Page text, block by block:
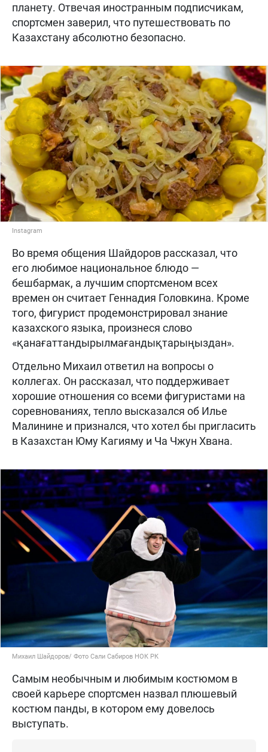
планету. Отвечая иностранным подписчикам,
спортсмен заверил, что путешествовать по
Казахстану абсолютно безопасно.
Instagram
Во время общения Шайдоров рассказал, что
его любимое национальное блюдо —
бешбармак, а лучшим спортсменом всех
времен он считает Геннадия Головкина. Кроме
того, фигурист продемонстрировал знание
казахского языка, произнеся слово
«қанағаттандырылмағандықтарыңыздан».
Отдельно Михаил ответил на вопросы о
коллегах. Он рассказал, что поддерживает
хорошие отношения со всеми фигуристами на
соревнованиях, тепло высказался об Илье
Малинине и признался, что хотел бы пригласить
в Казахстан Юму Кагияму и Ча Чжун Хвана.
Михаил Шайдоров/ Фото Сали Сабиров НОК РК
Самым необычным и любимым костюмом в
своей карьере спортсмен назвал плюшевый
костюм панды, в котором ему довелось
выступать.